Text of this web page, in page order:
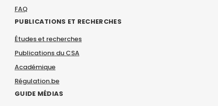
FAQ
PUBLICATIONS ET RECHERCHES
Études et recherches
Publications du CSA
Académique
Régulation.be
GUIDE MÉDIAS